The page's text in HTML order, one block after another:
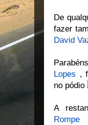
De
fazer
David
Lopes ,
no pódio
A